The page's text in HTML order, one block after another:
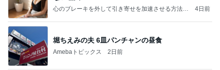
心のブレーキを外して引き寄せを加速させる方法：
4日前
堀ちえみの夫 6皿パンチャンの昼食
Amebaトピックス 2日前